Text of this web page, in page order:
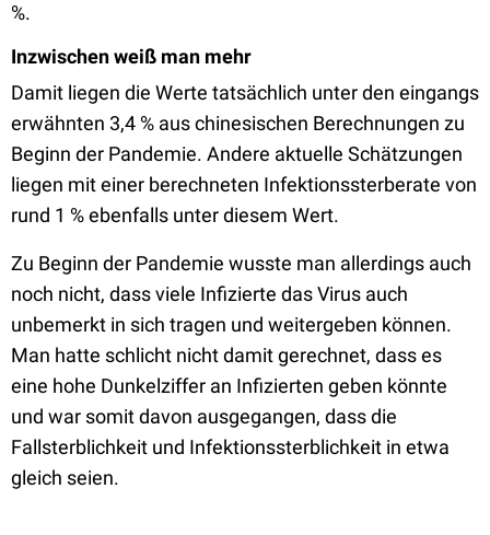
%.
Inzwischen weiß man mehr
Damit liegen die Werte tatsächlich unter den eingangs
erwähnten 3,4 % aus chinesischen Berechnungen zu
Beginn der Pandemie. Andere aktuelle Schätzungen
liegen mit einer berechneten Infektionssterberate von
rund 1 % ebenfalls unter diesem Wert.
Zu Beginn der Pandemie wusste man allerdings auch
noch nicht, dass viele Infizierte das Virus auch
unbemerkt in sich tragen und weitergeben können.
Man hatte schlicht nicht damit gerechnet, dass es
eine hohe Dunkelziffer an Infizierten geben könnte
und war somit davon ausgegangen, dass die
Fallsterblichkeit und Infektionssterblichkeit in etwa
gleich seien.